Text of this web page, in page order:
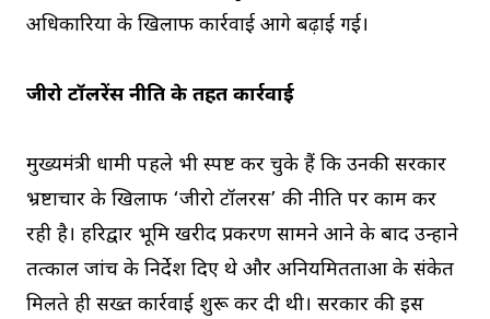
अधिकारियों के खिलाफ कार्रवाई आगे बढ़ाई गई।
जीरो टॉलरेंस नीति के तहत कार्रवाई
मुख्यमंत्री धामी पहले भी स्पष्ट कर चुके हैं कि उनकी सरकार
भ्रष्टाचार के खिलाफ ‘जीरो टॉलरेंस’ की नीति पर काम कर
रही है। हरिद्वार भूमि खरीद प्रकरण सामने आने के बाद उन्होंने
तत्काल जांच के निर्देश दिए थे और अनियमितताओं के संकेत
मिलते ही सख्त कार्रवाई शुरू कर दी थी। सरकार की इस